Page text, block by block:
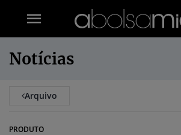
Notícias
Arquivo
PRODUTO